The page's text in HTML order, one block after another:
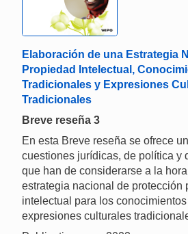
Elaboración de una Estrategia
Propiedad Intelectual,
Tradicionales y Expresiones
Tradicionales
Breve reseña 3
En esta Breve reseña se ofrece
cuestiones jurídicas, de política y
que han de considerarse a la
estrategia nacional de protección
intelectual para los
expresiones culturales